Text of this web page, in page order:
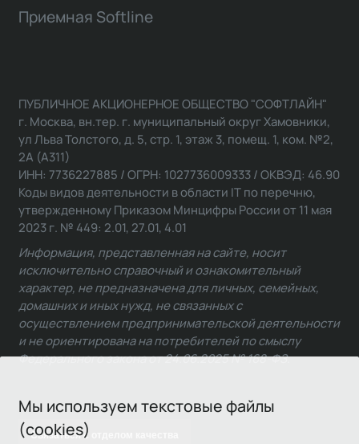
Мы используем текстовые файлы
(cookies)
Приемная Softline
Связаться с отделом качества
ПУБЛИЧНОЕ АКЦИОНЕРНОЕ ОБЩЕСТВО "СОФТЛАЙН"
г. Москва, вн.тер. г. муниципальный округ Хамовники,
ул Льва Толстого, д. 5, стр. 1, этаж 3, помещ. 1, ком. №2,
2А (А311)
ИНН: 7736227885 / ОГРН: 1027736009333 / ОКВЭД: 46.90
Коды видов деятельности в области IT по перечню,
утвержденному Приказом Минцифры России от 11 мая
2023 г. № 449: 2.01, 27.01, 4.01
Информация, представленная на сайте, носит
исключительно справочный и ознакомительный
характер, не предназначена для личных, семейных,
домашних и иных нужд, не связанных с
осуществлением предпринимательской деятельности
и не ориентирована на потребителей по смыслу
Федерального закона от 24.06.2025 № 168-ФЗ.